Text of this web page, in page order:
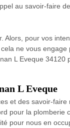
au savoir-faire
pour vos
ne vous engage
L Eveque
L Eveque
et des savoir-
pour la plomberie
pour nous en